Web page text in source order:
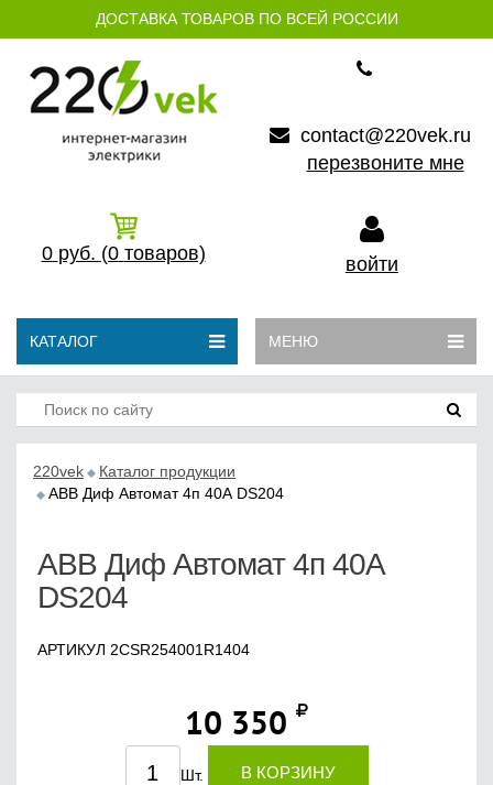
ДОСТАВКА ТОВАРОВ ПО ВСЕЙ РОССИИ
contact@220vek.ru
перезвоните мне
0 руб. (0 товаров) войти
КАТАЛОГ МЕНЮ
220vek
Каталог продукции
ABB Диф Автомат 4п 40А DS204
ABB Диф Автомат 4п 40А
DS204
АРТИКУЛ 2CSR254001R1404
10 350
Шт. В КОРЗИНУ